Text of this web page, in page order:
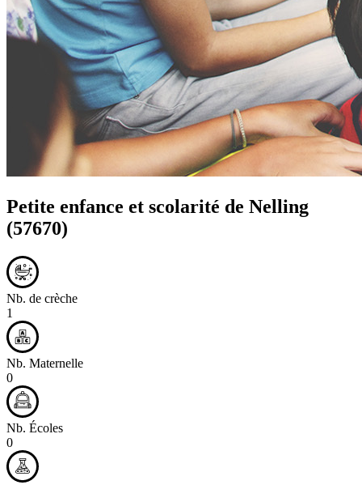
Petite enfance et scolarité de Nelling
(57670)
Nb. de crèche
1
Nb. Maternelle
0
Nb. Écoles
0